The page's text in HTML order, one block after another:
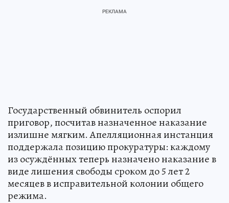
Государственный обвинитель оспорил
приговор, посчитав назначенное наказание
излишне мягким. Апелляционная инстанция
поддержала позицию прокуратуры: каждому
из осуждённых теперь назначено наказание в
виде лишения свободы сроком до 5 лет 2
месяцев в исправительной колонии общего
режима.